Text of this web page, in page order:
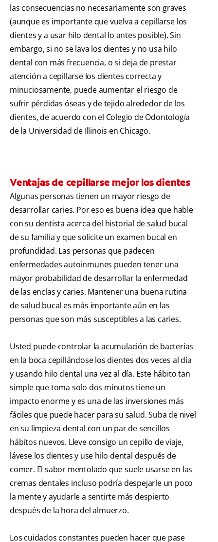
las consecuencias no necesariamente son graves
(aunque es importante que vuelva a cepillarse los
dientes y a usar hilo dental lo antes posible). Sin
embargo, si no se lava los dientes y no usa hilo
dental con más frecuencia, o si deja de prestar
atención a cepillarse los dientes correcta y
minuciosamente, puede aumentar el riesgo de
sufrir pérdidas óseas y de tejido alrededor de los
dientes, de acuerdo con el Colegio de Odontología
de la Universidad de Illinois en Chicago.
Ventajas de cepillarse mejor los dientes
Algunas personas tienen un mayor riesgo de
desarrollar caries. Por eso es buena idea que hable
con su dentista acerca del historial de salud bucal
de su familia y que solicite un examen bucal en
profundidad. Las personas que padecen
enfermedades autoinmunes pueden tener una
mayor probabilidad de desarrollar la enfermedad
de las encías y caries. Mantener una buena rutina
de salud bucal es más importante aún en las
personas que son más susceptibles a las caries.
Usted puede controlar la acumulación de bacterias
en la boca cepillándose los dientes dos veces al día
y usando hilo dental una vez al día. Este hábito tan
simple que toma solo dos minutos tiene un
impacto enorme y es una de las inversiones más
fáciles que puede hacer para su salud. Suba de nivel
en su limpieza dental con un par de sencillos
hábitos nuevos. Lleve consigo un cepillo de viaje,
lávese los dientes y use hilo dental después de
comer. El sabor mentolado que suele usarse en las
cremas dentales incluso podría despejarle un poco
la mente y ayudarle a sentirte más despierto
después de la hora del almuerzo.
Los cuidados constantes pueden hacer que pase